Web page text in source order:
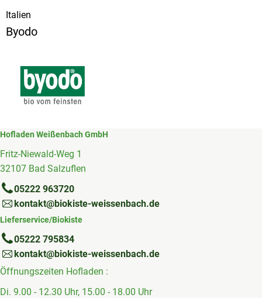
Italien
Byodo
Hofladen Weißenbach GmbH
Fritz-Niewald-Weg 1
32107 Bad Salzuflen
05222 963720
kontakt@biokiste-weissenbach.de
Lieferservice/Biokiste
05222 795834
kontakt@biokiste-weissenbach.de
Öffnungszeiten Hofladen :
Di. 9.00 - 12.30 Uhr, 15.00 - 18.00 Uhr